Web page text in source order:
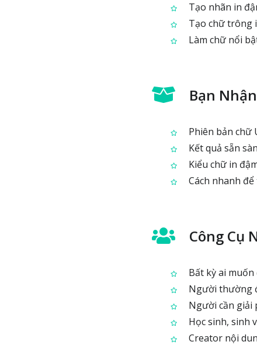
Tạo nhãn in
Tạo chữ trông
Làm chữ nổi
Bạn
Phiên bản chữ
Kết quả sẵn
Kiểu chữ in
Cách nhanh
Công Cụ
Bất kỳ ai
Người thường
Người cần giải
Học sinh, sinh
Creator nội